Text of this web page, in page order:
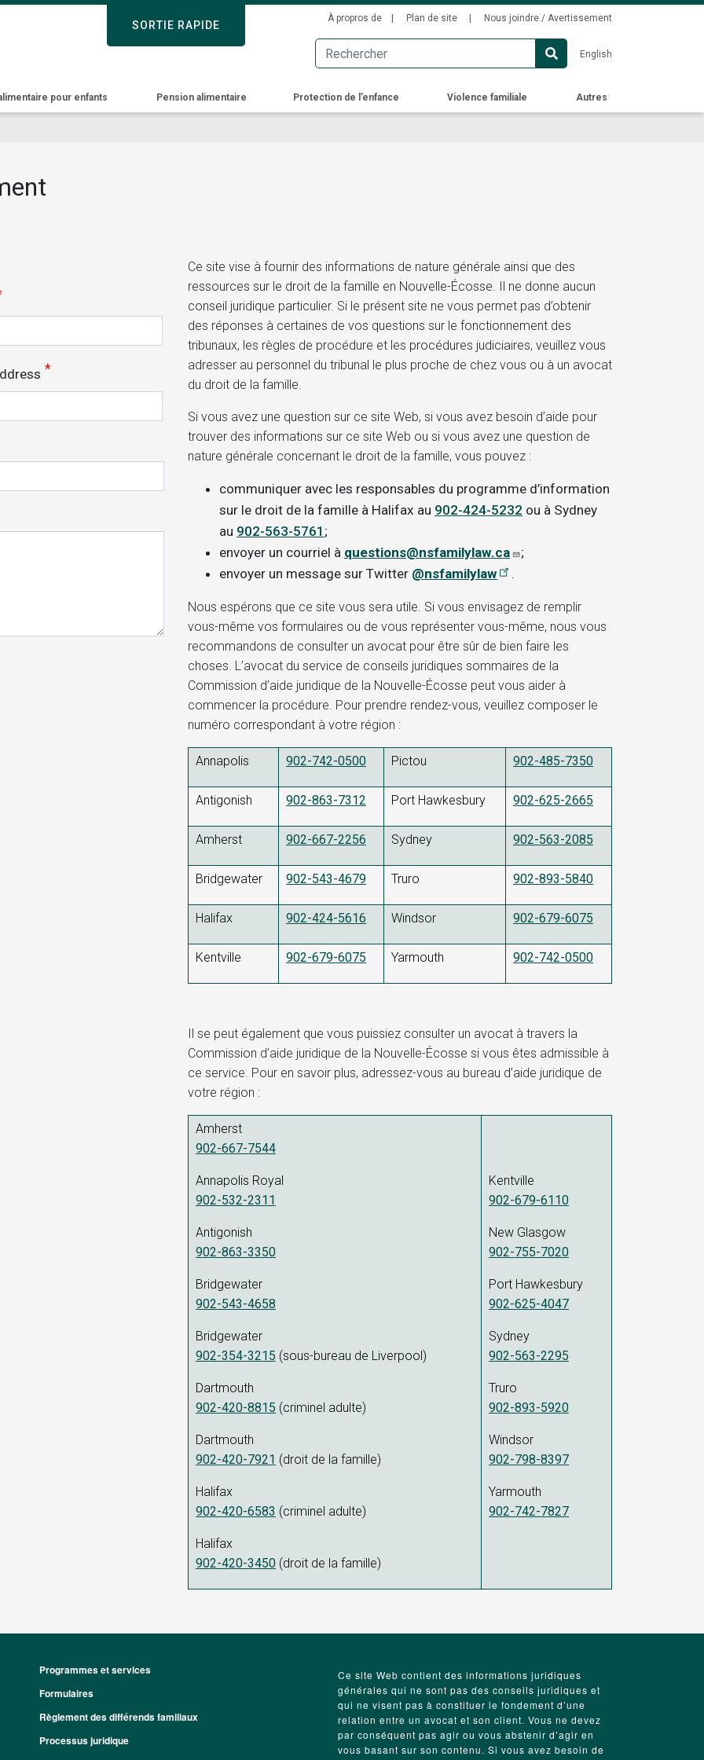
SORTIE RAPIDE
to
main
Secondary
Menu
À propros de Plan de site Nous joindre / Avertissement
English
SORTIE RAPIDE
pour enfants Pension alimentaire Protection de l’enfance Violence familiale Autres
Ce site vise à fournir des informations de nature générale ainsi que des
ressources sur le droit de la famille en Nouvelle-Écosse. Il ne donne aucun
conseil juridique particulier. Si le présent site ne vous permet pas d’obtenir
des réponses à certaines de vos questions sur le fonctionnement des
tribunaux, les règles de procédure et les procédures judiciaires, veuillez vous
adresser au personnel du tribunal le plus proche de chez vous ou à un avocat
du droit de la famille.
Si vous avez une question sur ce site Web, si vous avez besoin d’aide pour
trouver des informations sur ce site Web ou si vous avez une question de
nature générale concernant le droit de la famille, vous pouvez :
communiquer avec les responsables du programme d’information
sur le droit de la famille à Halifax au 902-424-5232 ou à Sydney
au 902-563-5761 ;
envoyer un courriel à questions@nsfamilylaw.ca
;
envoyer un message sur Twitter @nsfamilylaw .
Nous espérons que ce site vous sera utile. Si vous envisagez de remplir
vous-même vos formulaires ou de vous représenter vous-même, nous vous
recommandons de consulter un avocat pour être sûr de bien faire les
choses. L’avocat du service de conseils juridiques sommaires de la
Commission d’aide juridique de la Nouvelle-Écosse peut vous aider à
commencer la procédure. Pour prendre rendez-vous, veuillez composer le
numéro correspondant à votre région :
Annapolis 902-742-0500 Pictou 902-485-7350
Antigonish 902-863-7312 Port Hawkesbury 902-625-2665
Amherst 902-667-2256 Sydney 902-563-2085
Bridgewater 902-543-4679 Truro 902-893-5840
Halifax 902-424-5616 Windsor 902-679-6075
Kentville 902-679-6075 Yarmouth 902-742-0500
Il se peut également que vous puissiez consulter un avocat à travers la
Commission d’aide juridique de la Nouvelle-Écosse si vous êtes admissible à
ce service. Pour en savoir plus, adressez-vous au bureau d’aide juridique de
votre région :
Amherst
902-667-7544
Annapolis Royal
902-532-2311
Antigonish
902-863-3350
Bridgewater
902-543-4658
Bridgewater
902-354-3215 (sous-bureau de Liverpool)
Dartmouth
902-420-8815 (criminel adulte)
Dartmouth
902-420-7921 (droit de la famille)
Halifax
902-420-6583 (criminel adulte)
Halifax
902-420-3450 (droit de la famille)
Kentville
902-679-6110
New Glasgow
902-755-7020
Port Hawkesbury
902-625-4047
Sydney
902-563-2295
Truro
902-893-5920
Windsor
902-798-8397
Yarmouth
902-742-7827
Footer
Programmes et services
Formulaires
Règlement des différends familiaux
Processus juridique
Ce site Web contient des informations juridiques
générales qui ne sont pas des conseils juridiques et
qui ne visent pas à constituer le fondement d’une
relation entre un avocat et son client. Vous ne devez
par conséquent pas agir ou vous abstenir d’agir en
vous basant sur son contenu. Si vous avez besoin de